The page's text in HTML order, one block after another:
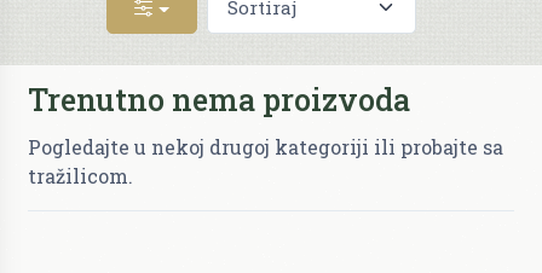
Trenutno nema proizvoda
Pogledajte u nekoj drugoj kategoriji ili probajte sa
tražilicom.